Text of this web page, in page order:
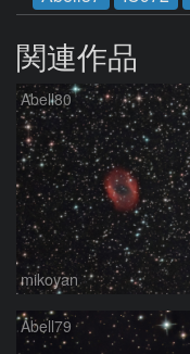
関連作品
Abell80
mikoyan
Abell79